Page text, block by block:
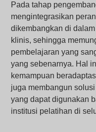
Pada tahap
mengintegrasikan
dikembangkan di
klinis, sehingga
pembelajaran yang
yang sebenarnya. Hal
kemampuan
juga membangun
yang dapat digunakan
institusi pelatihan di